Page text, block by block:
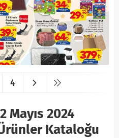
4
Mayıs 2024
Kataloğu